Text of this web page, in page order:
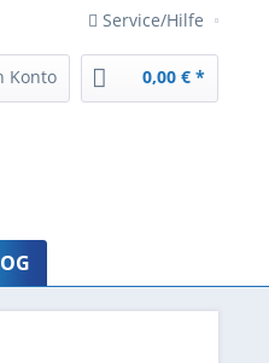
Service/Hilfe
Konto 0,00 € *